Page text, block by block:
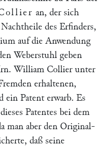
an, der sich
des Erfinders,
auf die Anwendung
Weberstuhl geben
William Collier unter
erhaltenen,
Patent erwarb. Es
Patentes bei dem
man aber den Original-
daß seine